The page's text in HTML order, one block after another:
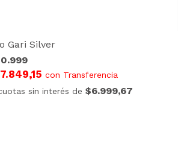
Gari Silver
con Transferencia
sin interés de$6.999,67